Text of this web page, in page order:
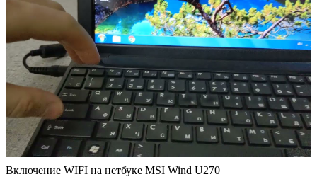
Включение WIFI на нетбуке MSI Wind U270